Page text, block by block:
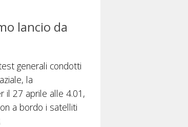
lancio da
generali condotti
la
il 27 aprile alle 4.01,
a bordo i satelliti